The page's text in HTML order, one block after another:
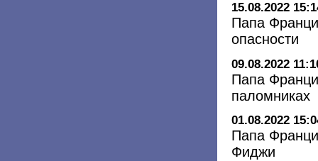
15.08.2022
Папа
опасности
09.08.2022
Папа
паломниках
01.08.2022
Папа
Фиджи